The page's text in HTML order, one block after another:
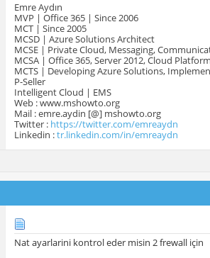
Emre Aydın
MVP | Office 365 | Since 2006
MCT | Since 2005
MCSD | Azure Solutions Architect
MCSE | Private Cloud, Messaging,
MCSA | Office 365, Server 2012, Cloud Platform
MCTS | Developing Azure Solutions,
P-Seller
Intelligent Cloud | EMS
Web : www.mshowto.org
Mail : emre.aydin [@] mshowto.org
Twitter : https://twitter.com/emreaydn
Linkedin :tr.linkedin.com/in/emreaydn
Nat ayarlarini kontrol eder misin 2 frewall için